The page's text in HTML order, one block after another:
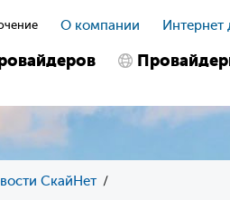
О компании Интернет
СкайНет